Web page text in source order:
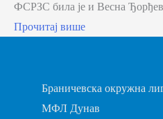
ФСРЗС била је и Весна
Прочитај више
Браничевска окружна
МФЛ Дунав